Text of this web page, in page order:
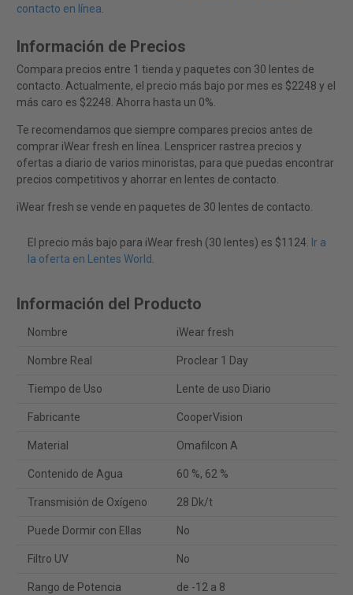
contacto en línea.
Información de Precios
Compara precios entre 1 tienda y paquetes con 30 lentes de
contacto. Actualmente, el precio más bajo por mes es $2248 y el
más caro es $2248. Ahorra hasta un 0%.
Te recomendamos que siempre compares precios antes de
comprar iWear fresh en línea. Lenspricer rastrea precios y
ofertas a diario de varios minoristas, para que puedas encontrar
precios competitivos y ahorrar en lentes de contacto.
iWear fresh se vende en paquetes de 30 lentes de contacto.
El precio más bajo para iWear fresh (30 lentes) es $1124. Ir a
la oferta en Lentes World.
Información del Producto
Nombre iWear fresh
Nombre Real Proclear 1 Day
Tiempo de Uso Lente de uso Diario
Fabricante CooperVision
Material Omafilcon A
Contenido de Agua 60 %, 62 %
Transmisión de Oxígeno 28 Dk/t
Puede Dormir con Ellas No
Filtro UV No
Rango de Potencia de -12 a 8